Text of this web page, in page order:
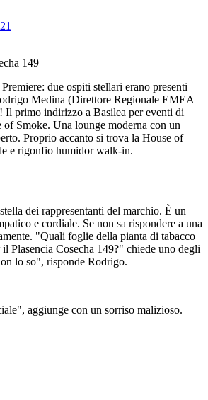
due ospiti stellari erano presenti
Medina (Direttore Regionale EMEA
Il primo indirizzo a Basilea per eventi di
Smoke. Una lounge moderna con un
Proprio accanto si trova la House of
e rigonfio humidor walk-in.
dei rappresentanti del marchio. È un
e cordiale. Se non sa rispondere a una
"Quali foglie della pianta di tabacco
Plasencia Cosecha 149?" chiede uno degli
lo so", risponde Rodrigo.
aggiunge con un sorriso malizioso.